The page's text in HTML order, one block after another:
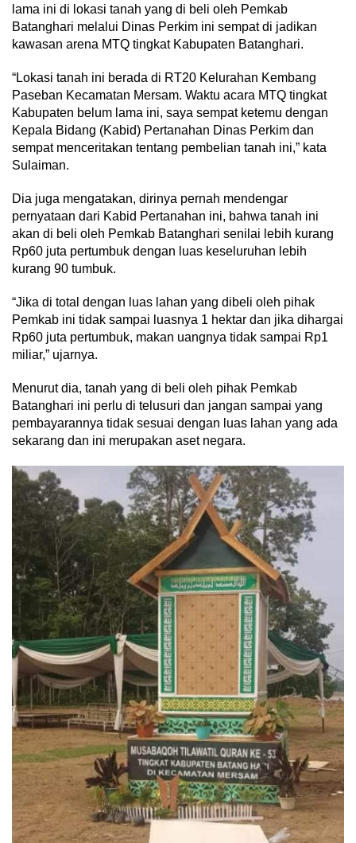
lama ini di lokasi tanah yang di beli oleh Pemkab
Batanghari melalui Dinas Perkim ini sempat di jadikan
kawasan arena MTQ tingkat Kabupaten Batanghari.
“Lokasi tanah ini berada di RT20 Kelurahan Kembang
Paseban Kecamatan Mersam. Waktu acara MTQ tingkat
Kabupaten belum lama ini, saya sempat ketemu dengan
Kepala Bidang (Kabid) Pertanahan Dinas Perkim dan
sempat menceritakan tentang pembelian tanah ini,” kata
Sulaiman.
Dia juga mengatakan, dirinya pernah mendengar
pernyataan dari Kabid Pertanahan ini, bahwa tanah ini
akan di beli oleh Pemkab Batanghari senilai lebih kurang
Rp60 juta pertumbuk dengan luas keseluruhan lebih
kurang 90 tumbuk.
“Jika di total dengan luas lahan yang dibeli oleh pihak
Pemkab ini tidak sampai luasnya 1 hektar dan jika dihargai
Rp60 juta pertumbuk, makan uangnya tidak sampai Rp1
miliar,” ujarnya.
Menurut dia, tanah yang di beli oleh pihak Pemkab
Batanghari ini perlu di telusuri dan jangan sampai yang
pembayarannya tidak sesuai dengan luas lahan yang ada
sekarang dan ini merupakan aset negara.